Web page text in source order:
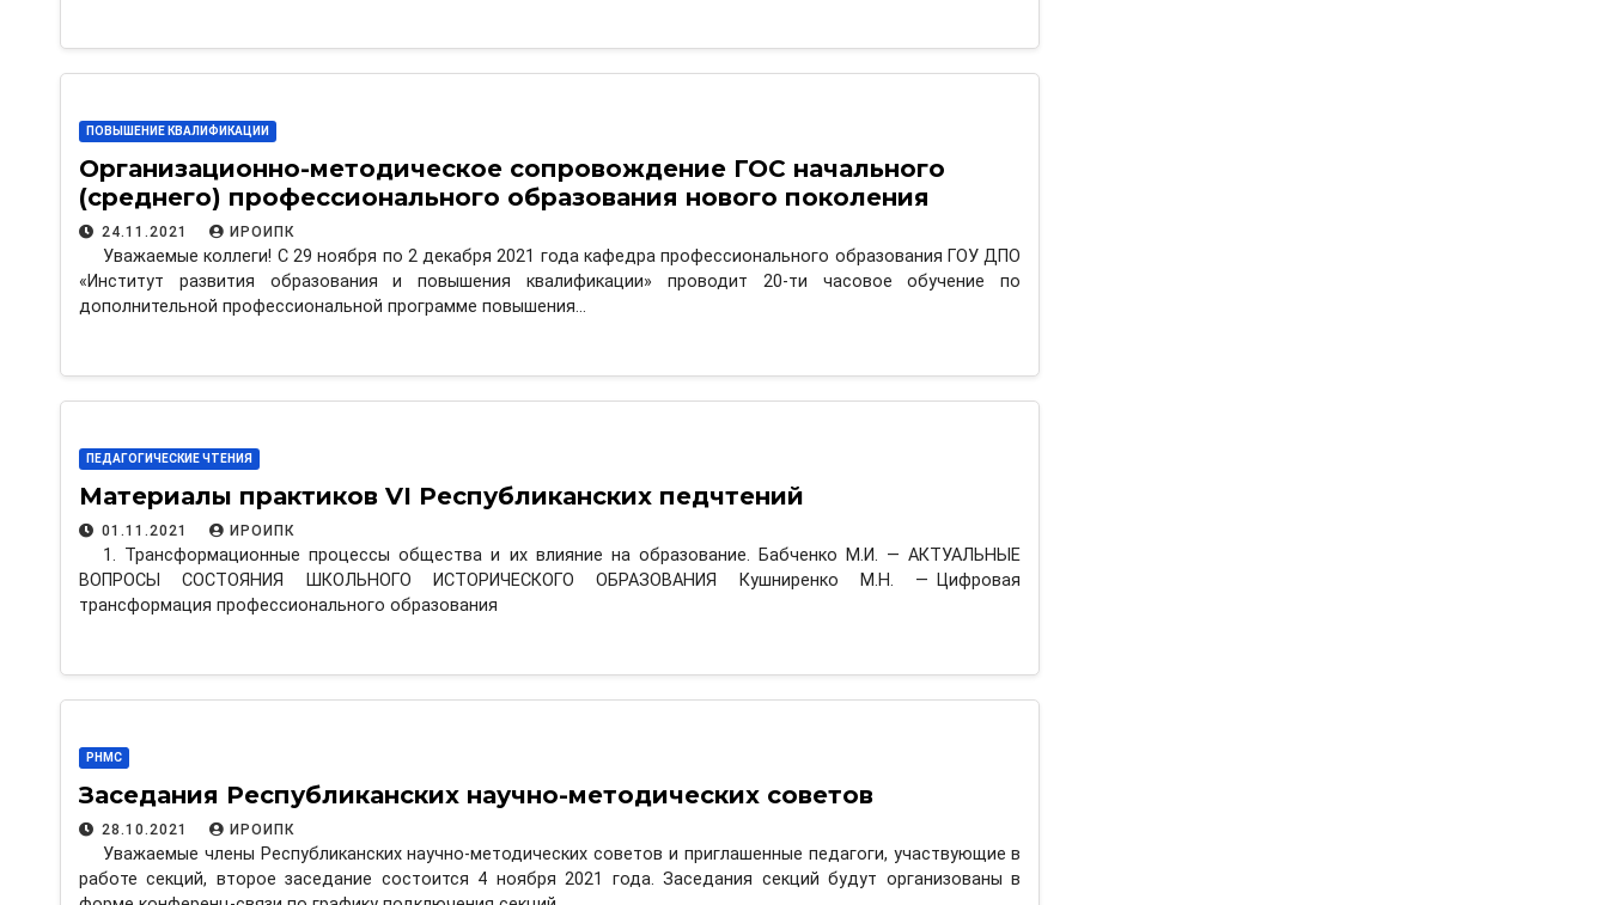
ПОВЫШЕНИЕ КВАЛИФИКАЦИИ
Организационно-методическое сопровождение ГОС начального
(среднего) профессионального образования нового поколения
24.11.2021 ИРОИПК
Уважаемые коллеги! С 29 ноября по 2 декабря 2021 года кафедра профессионального образования ГОУ ДПО
«Институт развития образования и повышения квалификации» проводит 20-ти часовое обучение по
дополнительной профессиональной программе повышения…
ПЕДАГОГИЧЕСКИЕ ЧТЕНИЯ
Материалы практиков VI Республиканских педчтений
01.11.2021 ИРОИПК
1. Трансформационные процессы общества и их влияние на образование. Бабченко М.И. — АКТУАЛЬНЫЕ
ВОПРОСЫ СОСТОЯНИЯ ШКОЛЬНОГО ИСТОРИЧЕСКОГО ОБРАЗОВАНИЯ Кушниренко М.Н. — Цифровая
трансформация профессионального образования
РНМС
Заседания Республиканских научно-методических советов
28.10.2021 ИРОИПК
Уважаемые члены Республиканских научно-методических советов и приглашенные педагоги, участвующие в
работе секций, второе заседание состоится 4 ноября 2021 года. Заседания секций будут организованы в